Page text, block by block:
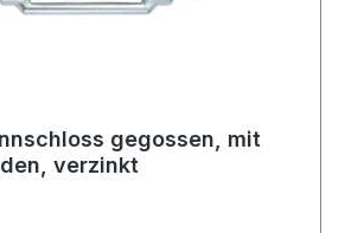
gegossen, mit
verzinkt